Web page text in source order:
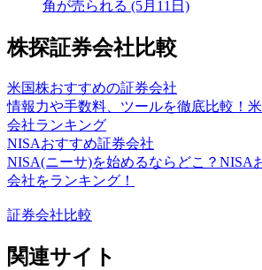
角が売られる (5月11日)
株探証券会社比較
米国株おすすめの証券会社
情報力や手数料、ツールを徹底比較！
会社ランキング
NISAおすすめ証券会社
NISA(ニーサ)を始めるならどこ？NISA
会社をランキング！
証券会社比較
関連サイト